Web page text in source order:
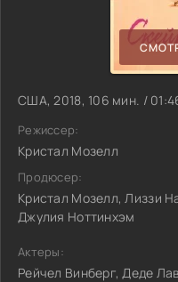
США, 2018, 106 мин. /
Режиссер:
Кристал Мозелл
Продюсер:
Кристал Мозелл, Лиззи
Джулия Ноттинхэм
Актеры:
Рейчел Винберг, Деде